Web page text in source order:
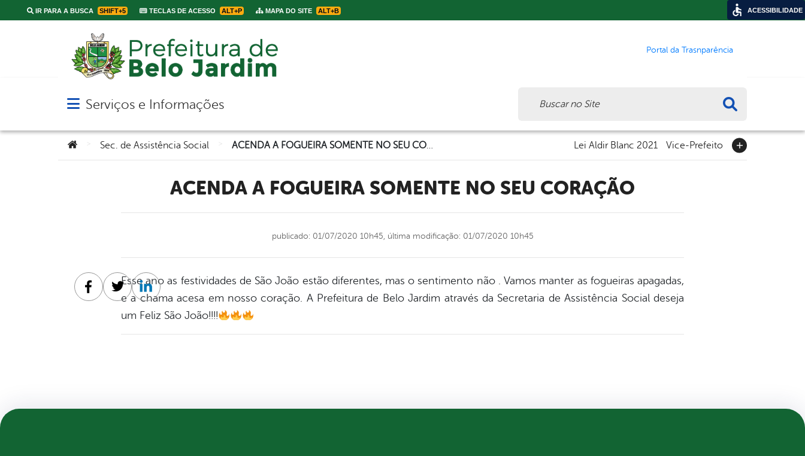
IR PARA A BUSCA SHIFT+5 TECLAS DE ACESSO ALT+P MAPA DO SITE ALT+B
Portal da Trasnparência
Abrir menu principal de navegação
Serviços e Informações
Você está aqui:Sec. de Assistência Social Lei Aldir Blanc 2021 Vice-Prefeito
ACENDA A FOGUEIRA SOMENTE NO SEU CORAÇÃO
publicado: 01/07/2020 10h45, última modificação: 01/07/2020 10h45
Esse ano as festividades de São João estão diferentes, mas o sentimento não . Vamos manter as fogueiras apagadas,
e a chama acesa em nosso coração. A Prefeitura de Belo Jardim através da Secretaria de Assistência Social deseja
um Feliz São João!!!!
Facebook
TwitterLinkedin
ACESSIBILIDADE